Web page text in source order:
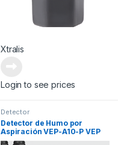
Xtralis
Login to see prices
Detector
Detector de Humo por
Aspiración VEP-A10-P VEP
WITH 3.5″ DISPLAY